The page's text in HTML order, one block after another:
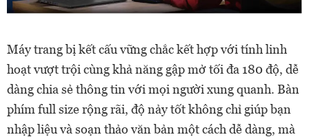
Máy trang bị kết cấu vững chắc kết hợp với tính linh
hoạt vượt trội cùng khả năng gập mở tối đa 180 độ, dễ
dàng chia sẻ thông tin với mọi người xung quanh. Bàn
phím full size rộng rãi, độ nảy tốt không chỉ giúp bạn
nhập liệu và soạn thảo văn bản một cách dễ dàng, mà